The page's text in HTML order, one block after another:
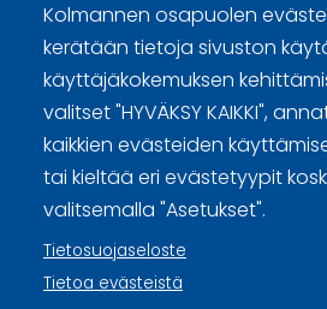
Kolmannen osapuolen
kerätään tietoja sivuston
käyttäjäkokemuksen
valitset "HYVÄKSY KAIKKI",
kaikkien evästeiden
tai kieltää eri evästetyypit
valitsemalla "Asetukset".
Tietosuojaseloste
Tietoa evästeistä
Curling Finland
Curling.fi
Curling Finland
Sivuston käyttöehdot ja sisällön